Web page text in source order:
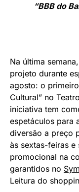
“BBB do
Na última
projeto durante
agosto: o
Cultural” no
iniciativa tem
espetáculos para
diversão a preço
às sextas-feiras
promocional na
garantidos no
Leitura do